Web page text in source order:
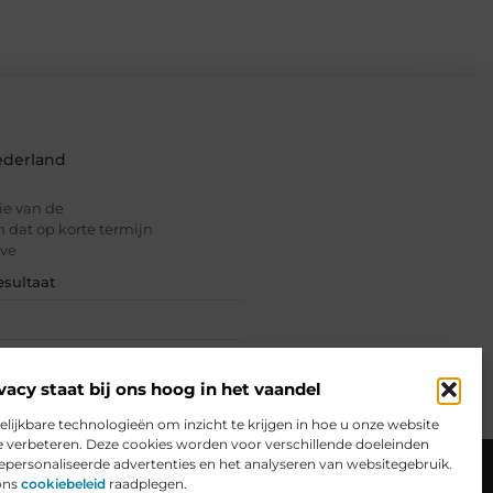
staat bij ons hoog in het vaandel
technologieën om inzicht te krijgen in hoe u onze website
Deze cookies worden voor verschillende doeleinden
advertenties en het analyseren van websitegebruik.
cookiebeleid raadplegen.
van de
dat op korte termijn
Website index Cookiebeleid (EU)